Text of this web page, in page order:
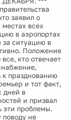
заявил о
всех
в аэропортах
за ситуацию в
Положение
кто отвечает
к празднованию
и тот факт,
дней в
и призвал
эти проблемы.
поводу не